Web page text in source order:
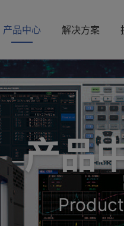
产品中心 解决方案
产品